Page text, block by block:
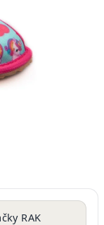
RAK